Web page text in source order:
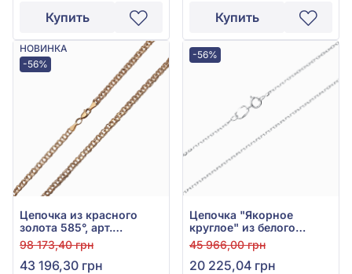
Купить Купить
НОВИНКА
-56%
Цепочка из красного
золота 585°, арт.
ЦД126267
98 173,40 грн
43 196,30 грн
-56%
Цепочка "Якорное
круглое" из белого
золота 585° без вставки,
арт. 1000009б
45 966,00 грн
20 225,04 грн